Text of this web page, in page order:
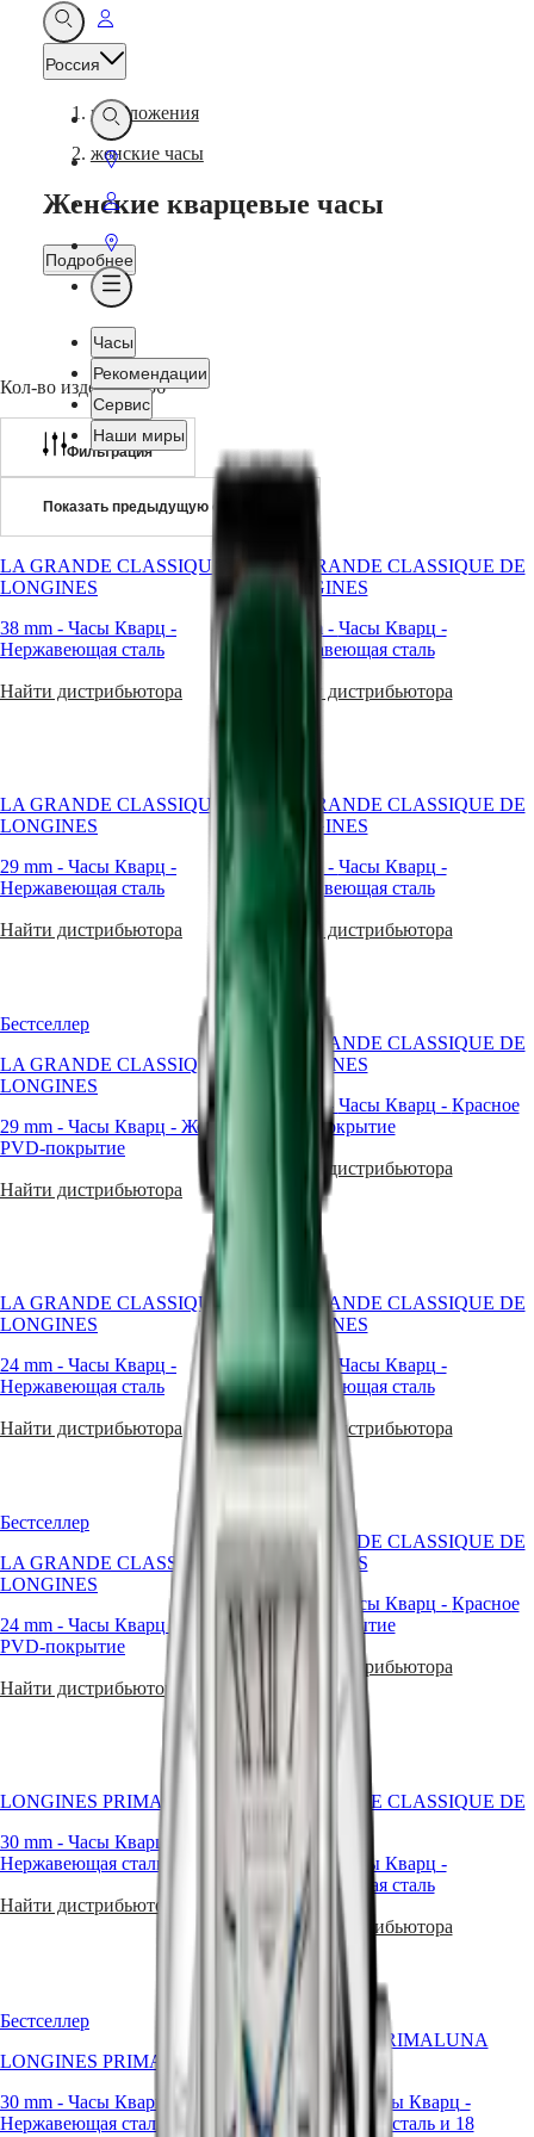
Открыть
ค้นหาМоя
учетная
запись
Россия
Открыть
ค้นหา
Перейти:
Перейти:
учетная
запись
Перейти:
Поиск
бутика
Открыть
Меню
Часы
Рекомендации
Сервис
Наши миры
Master
MASTER
COLLECTION
MASTER
COLLECTION
CHRONOGRAPH
MASTER
COLLECTION
CONQUEST
CONQUEST
CONQUEST
CHRONOGRAPH
HYDROCONQUEST
HYDROCONQUEST
SPIRIT
LONGINES
ZULU
TIME
SPIRIT
CHRONOGRAPH
LONGINES
SPIRIT
LONGINES
SPIRIT
FLYBACK
DOLCEVITA
LONGINES
DOLCEVITA
LONGINES
PRIMALUNA
FLAGSHIP
CLASSIC
EVIDENZA
RECORD
ELEGANT
COLLECTION
CLASSIQUE
Heritage
LEGEND
CONQUEST
HERITAGE
FLAGSHIP
HERITAGE
Африка
South
Africa
Страны
американского
континента
Canada
(En)
States
Тихоокеанский
регион
Australia
한
민
국
Kong
SAR
香
行
政
(Zh)
India
本
特
行
政
Malaysia
Singapore
台
Европа
Österreich
(Fr)
France
Greece
Ελλάδα
(El)
предложения
-
женские часы
Женские кварцевые часы
Подробнее
Pozwól
oczarować
ponadczasową
finezją
precyzją
kwarcowych
zegarków
Longines
kobiet.
Ich
eleganckie
w
dyskretny
dopełnią
kwarcowe
mechanizmy
zapewnią
poziom
precyzji,
usatysfakcjonuje
W
tworzeniu
kwarcowych
kalibrów
marka
spod
znaku
uskrzydlonej
klepsydry
aby
niezawodność
kwarcowych
zegarków
kobiet
najwyższym
Czasomierze
Longines,
niemal
dwóch
szwajcarskich
zegarmistrzowskich,
klejnoty
i
elegancji.
czar
przetrwają
próbę
oraz
doskonale
Кол-во изделий: 156
Фильтрация
Показать предыдущую страницу
LA GRANDE CLASSIQUE DE
LONGINES
38 mm - Часы Кварц -
Нержавеющая сталь
Найти дистрибьютора
LA GRANDE CLASSIQUE DE
LONGINES
38 mm- Часы Кварц -
Нержавеющая сталь
Найти дистрибьютора
LA GRANDE CLASSIQUE DE
LONGINES
29 mm - Часы Кварц -
Нержавеющая сталь
Найти дистрибьютора
LA GRANDE CLASSIQUE DE
LONGINES
- Часы Кварц -
Нержавеющая сталь
Найти дистрибьютора
Бестселлер
LA GRANDE CLASSIQUE DE
LONGINES
29 mm - Часы Кварц - Желтое
PVD-покрытие
Найти дистрибьютора
LA GRANDE CLASSIQUE DE
LONGINES
- Часы Кварц - Красное
PVD-покрытие
Найти дистрибьютора
LA GRANDE CLASSIQUE DE
LONGINES
24 mm - Часы Кварц -
Нержавеющая сталь
Найти дистрибьютора
LA GRANDE CLASSIQUE DE
LONGINES
24 mm
Часы Кварц -
Нержавеющая сталь
Найти дистрибьютора
Бестселлер
LA GRANDE CLASSIQUE DE
LONGINES
24 mm - Часы Кварц-
Желтое
PVD-покрытие
Найти дистрибьютора
LA GRANDE CLASSIQUE DE
LONGINES
24 mm
Часы Кварц - Красное
PVD-покрытие
Найти дистрибьютора
LONGINES PRIMALUNA
30 mm - Часы Кварц
Нержавеющая сталь
Найти дистрибьютора
LA GRANDE CLASSIQUE DE
38 mm
-Часы Кварц -
Нержавеющая сталь
Найти дистрибьютора
Бестселлер
LONGINES PRIMALUNA
30 mm - Часы Кварц
-
Нержавеющая сталь
LONGINES PRIMALUNA
MOONPHASE
30.50 mm- Часы Кварц -
Нержавеющая сталь и 18